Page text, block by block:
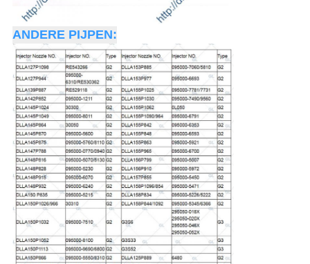
ANDERE PIJPEN: